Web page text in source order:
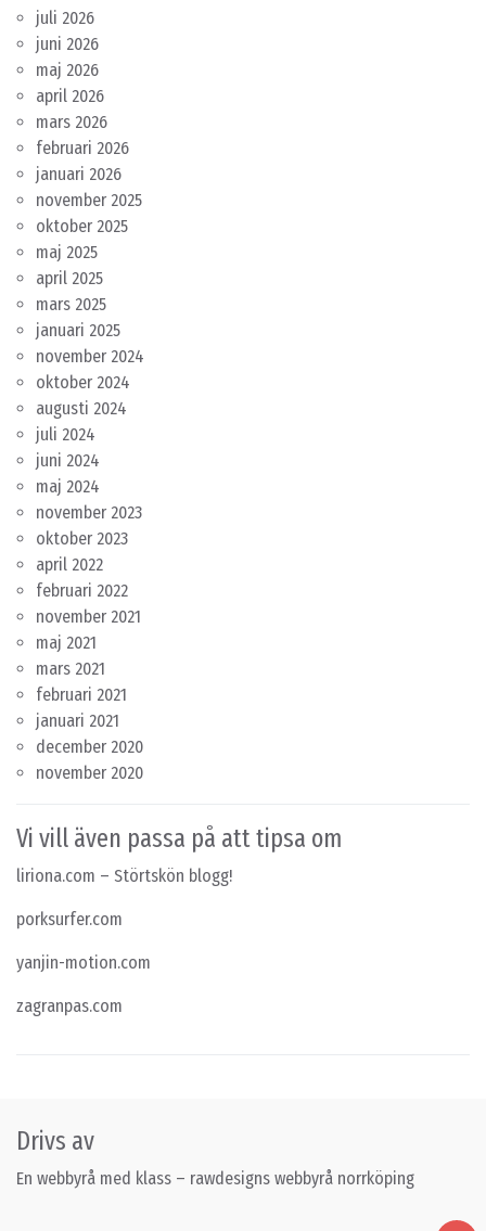
juli 2026
juni 2026
maj 2026
april 2026
mars 2026
februari 2026
januari 2026
november 2025
oktober 2025
maj 2025
april 2025
mars 2025
januari 2025
november 2024
oktober 2024
augusti 2024
juli 2024
juni 2024
maj 2024
november 2023
oktober 2023
april 2022
februari 2022
november 2021
maj 2021
mars 2021
februari 2021
januari 2021
december 2020
november 2020
Vi vill även passa på att tipsa om
liriona.com – Störtskön blogg!
porksurfer.com
yanjin-motion.com
zagranpas.com
Drivs av
En webbyrå med klass – rawdesigns webbyrå norrköping